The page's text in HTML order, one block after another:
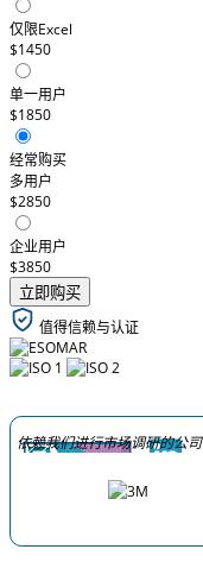
仅限Excel
$1450
单一用户
$1850
经常购买
多用户
$2850
企业用户
$3850
立即购买
值得信赖与认证
依赖我们进行市场调研的公司